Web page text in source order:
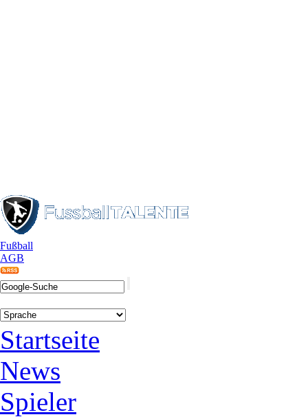
Fußball
AGB
Startseite
News
Spieler